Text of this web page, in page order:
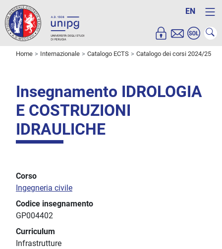
EN
Home Internazionale Catalogo ECTS Catalogo dei corsi 2024/25
Insegnamento IDROLOGIA
E COSTRUZIONI
IDRAULICHE
Corso
Ingegneria civile
Codice insegnamento
GP004402
Curriculum
Infrastrutture